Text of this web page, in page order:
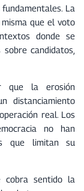
La
que el voto
donde se
candidatos,
que la erosión
distanciamiento
real. Los
no han
que limitan su
cobra sentido la